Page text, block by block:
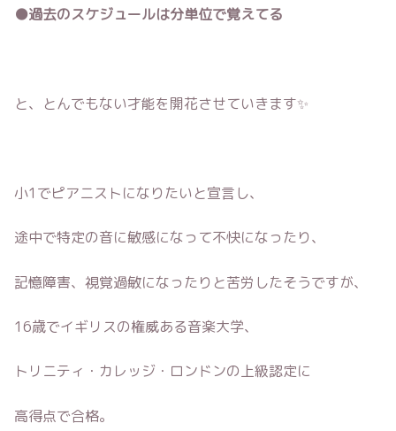
●過去のスケジュールは分単位で覚えてる
と、とんでもない才能を開花させていきます✨
小1でピアニストになりたいと宣言し、
途中で特定の音に敏感になって不快になったり、
記憶障害、視覚過敏になったりと苦労したそうですが、
16歳でイギリスの権威ある音楽大学、
トリニティ・カレッジ・ロンドンの上級認定に
高得点で合格。